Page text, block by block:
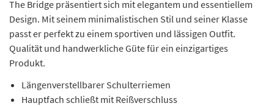
The Bridge präsentiert sich mit elegantem und essentiellem
Design. Mit seinem minimalistischen Stil und seiner Klasse
passt er perfekt zu einem sportiven und lässigen Outfit.
Qualität und handwerkliche Güte für ein einzigartiges
Produkt.
Längenverstellbarer Schulterriemen
Hauptfach schließt mit Reißverschluss